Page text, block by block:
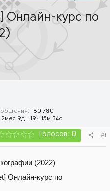
Онлайн-курс по
80 780
2мес 9дн 19ч 15м 34с
Голосов: 0 #1
(2022)